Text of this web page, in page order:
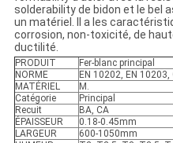
solderability de bidon et le bel
un matériel. Il a les
corrosion, non-toxicité, de
ductilité.
PRODUIT
Fer-blanc principal
NORME
EN 10202, EN
MATÉRIEL
M.
Catégorie
Principal
Recuit
BA, CA
ÉPAISSEUR
0.18-0.45mm
LARGEUR
600-1050mm